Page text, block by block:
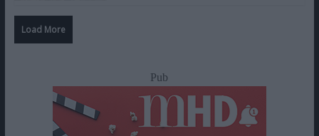
Load More
Pub